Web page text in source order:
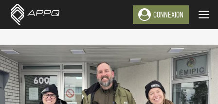
Aller
contenu
CONNEXION